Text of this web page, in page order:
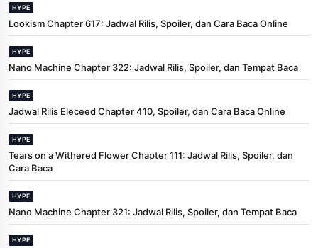
HYPE
Lookism Chapter 617: Jadwal Rilis, Spoiler, dan Cara Baca Online
HYPE
Nano Machine Chapter 322: Jadwal Rilis, Spoiler, dan Tempat Baca
HYPE
Jadwal Rilis Eleceed Chapter 410, Spoiler, dan Cara Baca Online
HYPE
Tears on a Withered Flower Chapter 111: Jadwal Rilis, Spoiler, dan
Cara Baca
HYPE
Nano Machine Chapter 321: Jadwal Rilis, Spoiler, dan Tempat Baca
HYPE